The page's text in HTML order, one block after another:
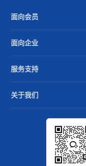
面向会员
面向企业
服务支持
关于我们